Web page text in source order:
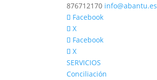
876712170 info@abantu.es
Facebook
X
Facebook
X
SERVICIOS
Conciliación